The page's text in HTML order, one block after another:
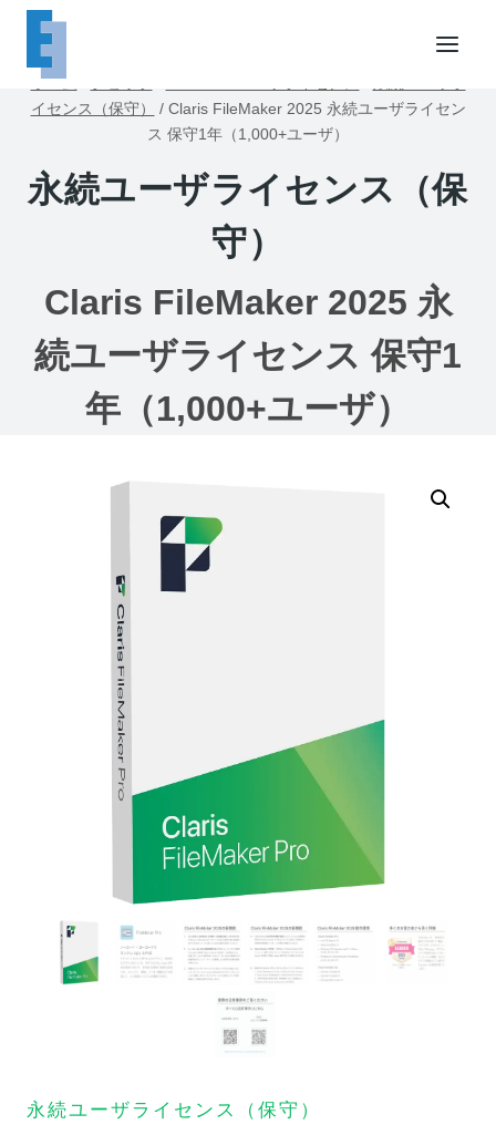
ホーム
イセンス（保守）
/ Claris FileMaker 2025 永続ユーザライセン
ス 保守1年（1,000+ユーザ）
永続ユーザライセンス（保
守）
Claris FileMaker 2025 永
続ユーザライセンス 保守1
年（1,000+ユーザ）
永続ユーザライセンス（保守）